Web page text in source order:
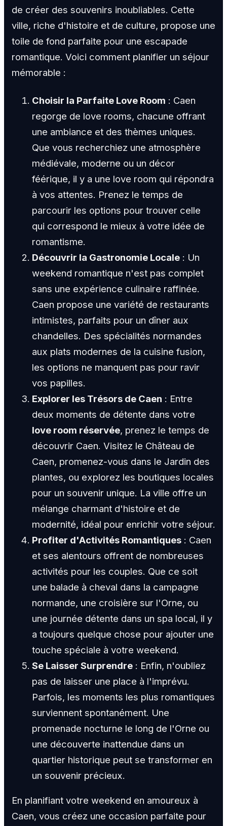
de créer des souvenirs inoubliables. Cette
ville, riche d'histoire et de culture, propose une
toile de fond parfaite pour une escapade
romantique. Voici comment planifier un séjour
mémorable :
Choisir la Parfaite Love Room : Caen
regorge de love rooms, chacune offrant
une ambiance et des thèmes uniques.
Que vous recherchiez une atmosphère
médiévale, moderne ou un décor
féérique, il y a une love room qui répondra
à vos attentes. Prenez le temps de
parcourir les options pour trouver celle
qui correspond le mieux à votre idée de
romantisme.
Découvrir la Gastronomie Locale : Un
weekend romantique n'est pas complet
sans une expérience culinaire raffinée.
Caen propose une variété de restaurants
intimistes, parfaits pour un dîner aux
chandelles. Des spécialités normandes
aux plats modernes de la cuisine fusion,
les options ne manquent pas pour ravir
vos papilles.
Explorer les Trésors de Caen : Entre
deux moments de détente dans votre
love room réservée, prenez le temps de
découvrir Caen. Visitez le Château de
Caen, promenez-vous dans le Jardin des
plantes, ou explorez les boutiques locales
pour un souvenir unique. La ville offre un
mélange charmant d'histoire et de
modernité, idéal pour enrichir votre séjour.
Profiter d'Activités Romantiques : Caen
et ses alentours offrent de nombreuses
activités pour les couples. Que ce soit
une balade à cheval dans la campagne
normande, une croisière sur l'Orne, ou
une journée détente dans un spa local, il y
a toujours quelque chose pour ajouter une
touche spéciale à votre weekend.
Se Laisser Surprendre : Enfin, n'oubliez
pas de laisser une place à l'imprévu.
Parfois, les moments les plus romantiques
surviennent spontanément. Une
promenade nocturne le long de l'Orne ou
une découverte inattendue dans un
quartier historique peut se transformer en
un souvenir précieux.
En planifiant votre weekend en amoureux à
Caen, vous créez une occasion parfaite pour